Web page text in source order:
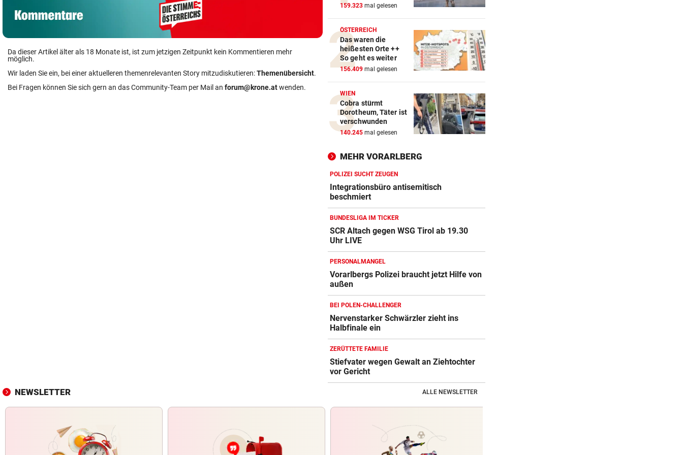
Da dieser Artikel älter als 18 Monate ist, ist zum jetzigen Zeitpunkt kein Kommentieren mehr
möglich.
Wir laden Sie ein, bei einer aktuelleren themenrelevanten Story mitzudiskutieren:Themenübersicht.
Bei Fragen können Sie sich gern an das Community-Team per Mail an forum@krone.atwenden.
159.323 mal gelesen
ÖSTERREICH
Das waren die
heißesten Orte ++
So geht es weiter
156.409 mal gelesen
WIEN
Cobra stürmt
Dorotheum, Täter ist
verschwunden
140.245 mal gelesen
MEHR VORARLBERG
POLIZEI SUCHT ZEUGEN
Integrationsbüro antisemitisch
beschmiert
BUNDESLIGA IM TICKER
SCR Altach gegen WSG Tirol ab 19.30
Uhr LIVE
PERSONALMANGEL
Vorarlbergs Polizei braucht jetzt Hilfe von
außen
BEI POLEN-CHALLENGER
Nervenstarker Schwärzler zieht ins
Halbfinale ein
ZERÜTTETE FAMILIE
Stiefvater wegen Gewalt an Ziehtochter
vor Gericht
NEWSLETTER ALLE NEWSLETTER